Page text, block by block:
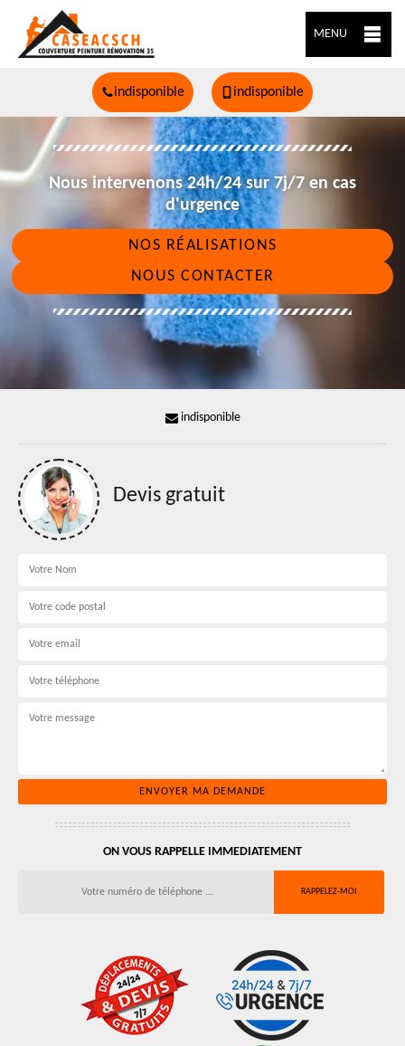
MENU
indisponible indisponible
Nous intervenons 24h/24 sur 7j/7 en cas
d'urgence
NOS RÉALISATIONS
NOUS CONTACTER
indisponible
Devis gratuit
ON VOUS RAPPELLE IMMEDIATEMENT